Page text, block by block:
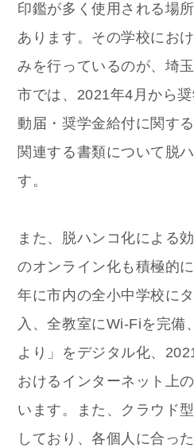
印鑑が多く使用される場
あります。その学校にお
みを行っているのが、埼
市では、2021年4月から
動届・奨学金給付に関す
関連する書類について脱
す。
また、脱ハンコ化による
のオンライン化も積極的
年に市内の全小中学校に
入、全教室にWi-Fiを完備
より」をデジタル化、
おけるインターネット上
います。また、クラウド
しており、各個人に合っ